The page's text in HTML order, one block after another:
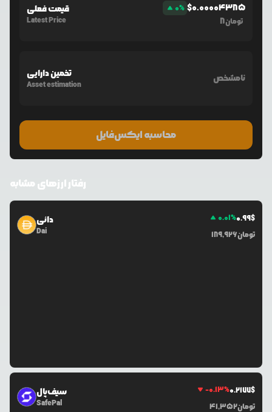
قیمت فعلی
Latest Price
0% $0.00004385
8تومان
تخمین دارایی
Asset estimation
نامشخص
محاسبه ایکس‌فایل
رفتار ارزهای مشابه
دائی
Dai
0.01%0.99$
189,926تومان
سیف‌پال
SafePal
-0.13%0.2177$
41,352تومان